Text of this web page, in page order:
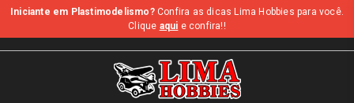
b
Iniciante em Plastimodelismo?Confira as dicas Lima Hobbies para você.
Clique aqui e confira!!